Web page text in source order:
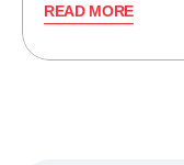
READ MORE